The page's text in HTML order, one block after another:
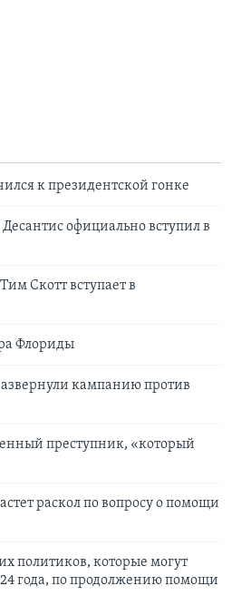
к президентской гонке
официально вступил в
Скотт вступает в
Флориды
кампанию против
преступник, «который
раскол по вопросу о помощи
политиков, которые могут
года, по продолжению помощи